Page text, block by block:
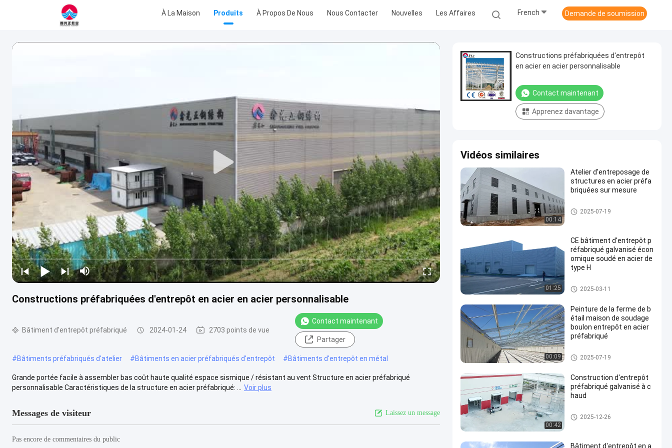
À La Maison Produits À Propos De Nous Nous Contacter Nouvelles Les Affaires French Demande de soumission
Constructions préfabriquées d'entrepôt en acier en acier personnalisable
Bâtiment d'entrepôt préfabriqué 2024-01-24 2703 points de vue
Contact maintenant
Partager
#Bâtiments préfabriqués d'atelier #Bâtiments en acier préfabriqués d'entrepôt #Bâtiments d'entrepôt en métal
Grande portée facile à assembler bas coût haute qualité espace sismique / résistant au vent Structure en acier préfabriqué
personnalisable Caractéristiques de la structure en acier préfabriqué: ...
Voir plus
Messages de visiteur Laissez un message
Pas encore de commentaires du public
Constructions préfabriquées d'entrepôt
en acier en acier personnalisable
Contact maintenant
Apprenez davantage
Vidéos similaires
00:14
Atelier d'entreposage de
structures en acier préfa
briquées sur mesure
Entrepôt de structures en acier
2025-07-19
01:25
CE bâtiment d'entrepôt p
réfabriqué galvanisé écon
omique soudé en acier de
type H
Bâtiment d'entrepôt préfabriqu
é
2025-03-11
00:09
Peinture de la ferme de b
étail maison de soudage
boulon entrepôt en acier
préfabriqué
Maison de la ferme
2025-07-19
00:42
Construction d'entrepôt
préfabriqué galvanisé à c
haud
Bâtiment d'entrepôt préfabriqu
é
2025-12-26
Bâtiment d'entrepôt en a